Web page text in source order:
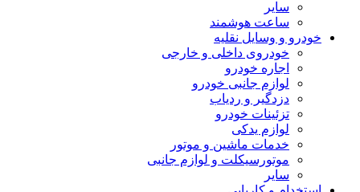
سایر
ساعت هوشمند
خودرو و وسایل نقلیه
خودروی داخلی و خارجی
اجاره خودرو
لوازم جانبی خودرو
دزدگیر و ردیاب
تزئینات خودرو
لوازم یدکی
خدمات ماشین و موتور
موتورسیکلت و لوازم جانبی
سایر